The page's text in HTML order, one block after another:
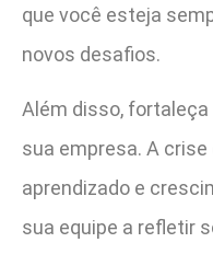
que você esteja
novos desafios.
Além disso,
sua empresa. A
aprendizado e
sua equipe a refletir